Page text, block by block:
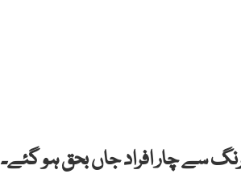
سے چار افراد جاں بحق ہو گئے۔